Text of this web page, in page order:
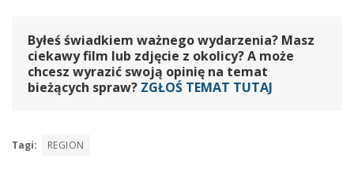
Byłeś świadkiem ważnego wydarzenia? Masz
ciekawy film lub zdjęcie z okolicy? A może
chcesz wyrazić swoją opinię na temat
bieżących spraw? ZGŁOŚ TEMAT TUTAJ
Tagi: REGION